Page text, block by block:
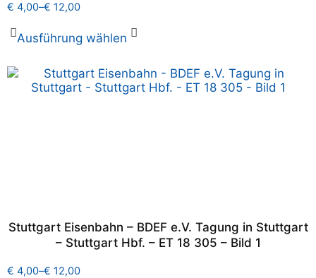
€ 4,00–€ 12,00
Ausführung wählen
Stuttgart Eisenbahn – BDEF e.V. Tagung in Stuttgart
– Stuttgart Hbf. – ET 18 305 – Bild 1
€ 4,00–€ 12,00